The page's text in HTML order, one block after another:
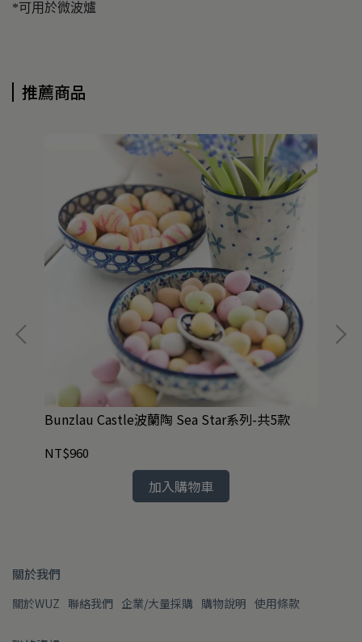
*可用於微波爐
推薦商品
Bunzlau Castle波蘭陶 Sea Star系列-共5款
NT$960
加入購物車
關於我們
關於WUZ 聯絡我們 企業/大量採購 購物說明 使用條款